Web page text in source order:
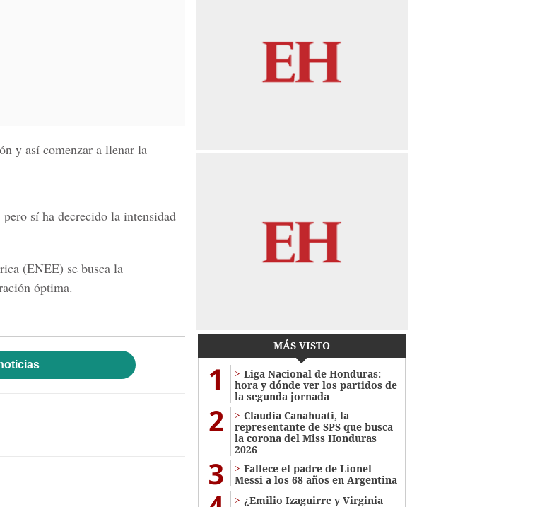
y así comenzar a llenar la
sí ha decrecido la intensidad
(ENEE) se busca la
óptima.
MÁS VISTO
1
Liga Nacional de Honduras:
hora y dónde ver los partidos de
la segunda jornada
2
Claudia Canahuati, la
representante de SPS que busca
la corona del Miss Honduras
2026
3
Fallece el padre de Lionel
Messi a los 68 años en Argentina
¿Emilio Izaguirre y Virginia